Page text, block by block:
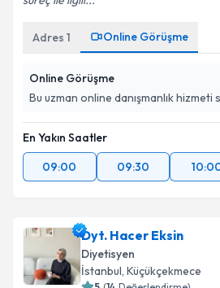
süreç ile ilgili...
Adres 1 Online Görüşme
Online Görüşme
Bu uzman online danışmanlık hizmeti
En Yakın Saatler
09:00
09:30 10:00
Dyt. Hacer Eksin
Diyetisyen
İstanbul, Küçükçekmece